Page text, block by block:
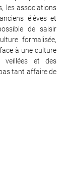
les associations
élèves et
de saisir
formalisée,
à une culture
veillées et des
tant affaire de